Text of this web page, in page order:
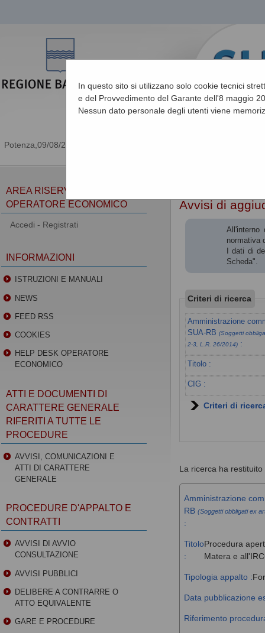
09/08/2026 11:06
In questo sito si utilizzano solo cookie tecnici
e del Provvedimento del Garante dell'8 maggio
Nessun dato personale degli utenti viene
Avvisi di
normativa
I dati di
Scheda".
Criteri di ricerca
Amministrazione
SUA-RB(Soggetti
2-3, L.R. 26/2014) :
Titolo :
CIG :
Criteri di
La ricerca ha
Amministrazione
RB (Soggetti obbligati ex
:
Titolo
:
Procedura
Matera e
Tipologia appalto :
Data pubblicazione
Riferimento
AREA RISERVATA
OPERATORE ECONOMICO
Accedi - Registrati
INFORMAZIONI
ISTRUZIONI E MANUALI
NEWS
FEED RSS
COOKIES
HELP DESK OPERATORE
ECONOMICO
ATTI E DOCUMENTI DI
CARATTERE GENERALE
RIFERITI A TUTTE LE
PROCEDURE
AVVISI, COMUNICAZIONI E
ATTI DI CARATTERE
GENERALE
PROCEDURE D'APPALTO E
CONTRATTI
AVVISI DI AVVIO
CONSULTAZIONE
AVVISI PUBBLICI
DELIBERE A CONTRARRE O
ATTO EQUIVALENTE
GARE E PROCEDURE